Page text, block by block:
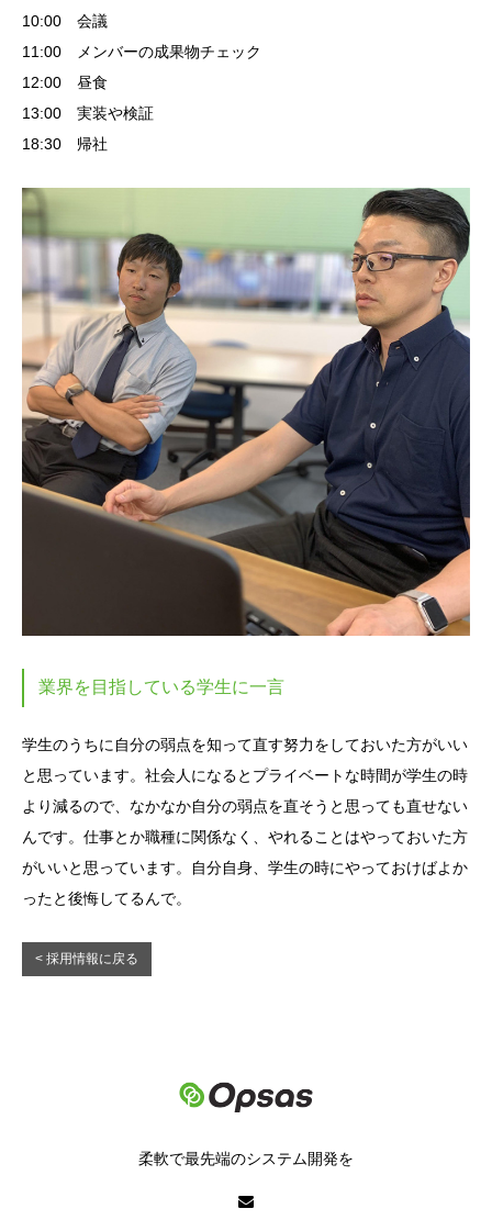
10:00 会議
11:00 メンバーの成果物チェック
12:00 昼食
13:00 実装や検証
18:30 帰社
業界を目指している学生に一言
学生のうちに自分の弱点を知って直す努力をしておいた方がいい
と思っています。社会人になるとプライベートな時間が学生の時
より減るので、なかなか自分の弱点を直そうと思っても直せない
んです。仕事とか職種に関係なく、やれることはやっておいた方
がいいと思っています。自分自身、学生の時にやっておけばよか
ったと後悔してるんで。
< 採用情報に戻る
柔軟で最先端のシステム開発を